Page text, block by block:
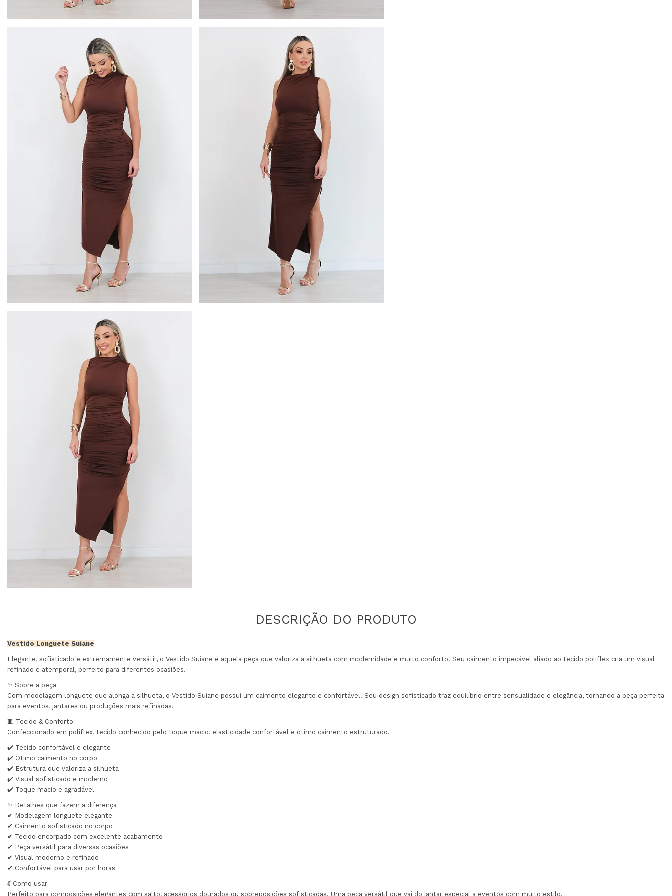
Vestido Longuete Suiane
Elegante, sofisticado e extremamente versátil, o Vestido Suiane é aquela peça que valoriza a silhueta com modernidade e muito conforto. Seu caimento impecável aliado ao tecido poliflex cria um visual
refinado e atemporal, perfeito para diferentes ocasiões.
✨ Sobre a peça
Com modelagem longuete que alonga a silhueta, o Vestido Suiane possui um caimento elegante e confortável. Seu design sofisticado traz equilíbrio entre sensualidade e elegância, tornando a peça perfeita
para eventos, jantares ou produções mais refinadas.
🧵 Tecido & Conforto
Confeccionado em poliflex, tecido conhecido pelo toque macio, elasticidade confortável e ótimo caimento estruturado.
✔️ Tecido confortável e elegante
✔️ Ótimo caimento no corpo
✔️ Estrutura que valoriza a silhueta
✔️ Visual sofisticado e moderno
✔️ Toque macio e agradável
✨ Detalhes que fazem a diferença
✔ Modelagem longuete elegante
✔ Caimento sofisticado no corpo
✔ Tecido encorpado com excelente acabamento
✔ Peça versátil para diversas ocasiões
✔ Visual moderno e refinado
✔ Confortável para usar por horas
💃 Como usar
Perfeito para composições elegantes com salto, acessórios dourados ou sobreposições sofisticadas. Uma peça versátil que vai do jantar especial a eventos com muito estilo.